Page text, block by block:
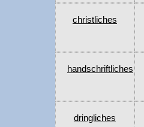
christliches
handschriftliches
dringliches